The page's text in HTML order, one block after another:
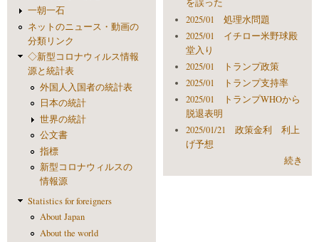
一朝一石
ネットのニュース・動画の
分類リンク
◇新型コロナウィルス情報
源と統計表
外国人入国者の統計表
日本の統計
世界の統計
公文書
指標
新型コロナウィルスの
情報源
Statistics for foreigners
About Japan
About the world
を誤った
2025/01 処理水問題
2025/01 イチロー米野球殿
堂入り
2025/01 トランプ政策
2025/01 トランプ支持率
2025/01 トランプWHOから
脱退表明
2025/01/21 政策金利 利上
げ予想
続き